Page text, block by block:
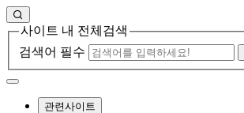
사이트 내 전체검색
검색어 필수
관련사이트